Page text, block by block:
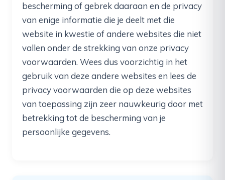
bescherming of gebrek daaraan en de privacy
van enige informatie die je deelt met die
website in kwestie of andere websites die niet
vallen onder de strekking van onze privacy
voorwaarden. Wees dus voorzichtig in het
gebruik van deze andere websites en lees de
privacy voorwaarden die op deze websites
van toepassing zijn zeer nauwkeurig door met
betrekking tot de bescherming van je
persoonlijke gegevens.